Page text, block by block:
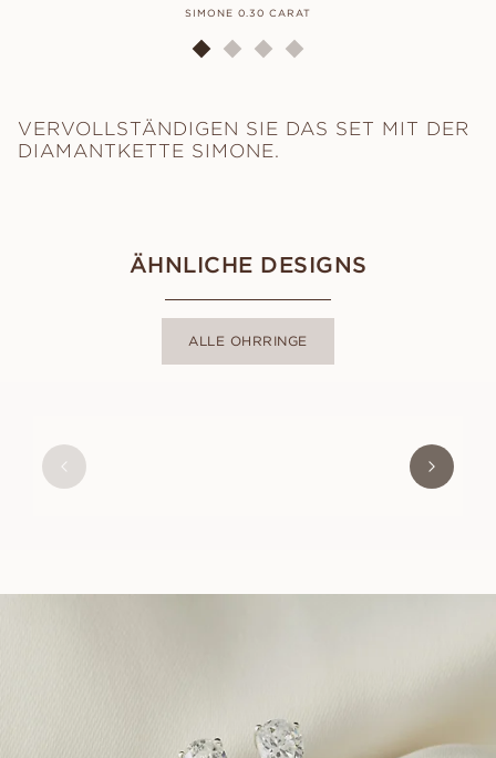
SIMONE 0.30 CARAT
VERVOLLSTÄNDIGEN SIE DAS SET MIT DER
DIAMANTKETTE SIMONE.
ÄHNLICHE DESIGNS
ALLE OHRRINGE